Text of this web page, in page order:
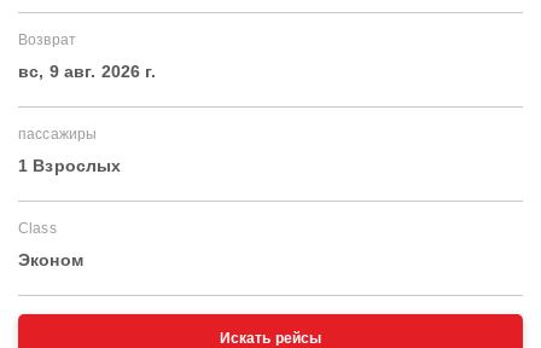
Возврат
вс, 9 авг. 2026 г.
пассажиры
1 Взрослых
Class
Эконом
Искать рейсы